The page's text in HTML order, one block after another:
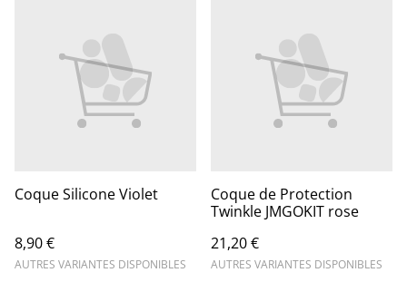
Coque Silicone Violet
8,90 €
AUTRES VARIANTES DISPONIBLES
Coque de Protection
Twinkle JMGOKIT rose
21,20 €
AUTRES VARIANTES DISPONIBLES